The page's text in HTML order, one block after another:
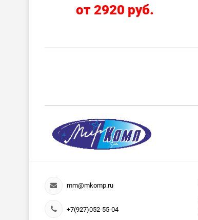
от 2920 руб.
mm@mkomp.ru
+7(927)052-55-04